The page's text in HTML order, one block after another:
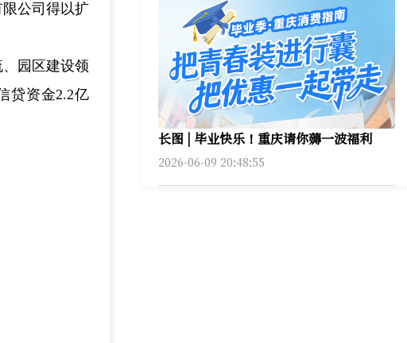
公司得以扩
园区建设领
贷资金2.2亿
长图 | 毕业快乐！重庆请你薅一波福利
2026-06-09 20:48:55